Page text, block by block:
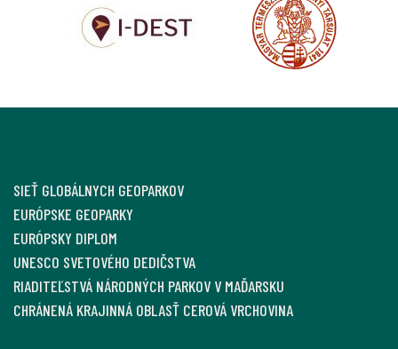
SIEŤ GLOBÁLNYCH GEOPARKOV
EURÓPSKE GEOPARKY
EURÓPSKY DIPLOM
UNESCO SVETOVÉHO DEDIČSTVA
RIADITEĽSTVÁ NÁRODNÝCH PARKOV V MAĎARSKU
CHRÁNENÁ KRAJINNÁ OBLASŤ CEROVÁ VRCHOVINA